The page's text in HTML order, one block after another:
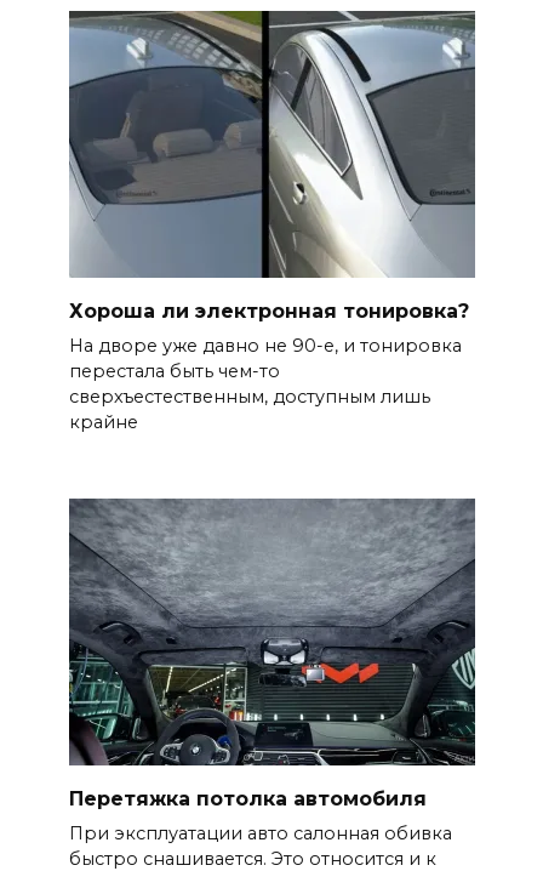
Хороша ли электронная тонировка?
На дворе уже давно не 90-е, и тонировка
перестала быть чем-то
сверхъестественным, доступным лишь
крайне
Перетяжка потолка автомобиля
При эксплуатации авто салонная обивка
быстро снашивается. Это относится и к